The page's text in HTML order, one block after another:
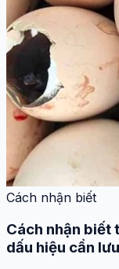
Cách nhận biết
Cách nhận biết
dấu hiệu cần